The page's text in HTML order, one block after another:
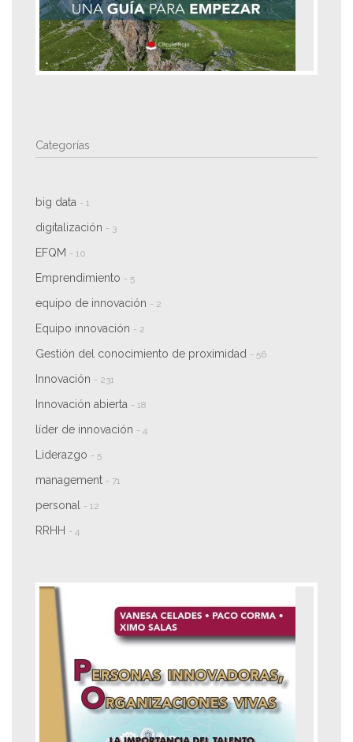
Categorías
big data - 1
digitalización - 3
EFQM - 10
Emprendimiento - 5
equipo de innovación - 2
Equipo innovación - 2
Gestión del conocimiento de proximidad - 56
Innovación - 231
Innovación abierta - 18
líder de innovación - 4
Liderazgo - 5
management - 71
personal - 12
RRHH - 4